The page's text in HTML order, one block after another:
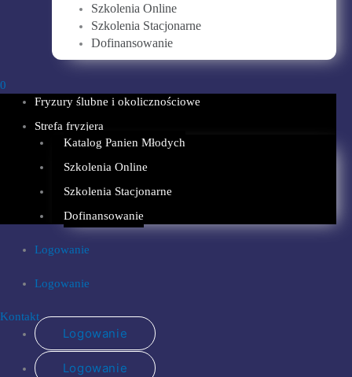
Szkolenia Online
Szkolenia Stacjonarne
Dofinansowanie
0
Fryzury ślubne i okolicznościowe
Strefa fryzjera
Katalog Panien Młodych
Szkolenia Online
Szkolenia Stacjonarne
Dofinansowanie
Logowanie
Logowanie
Kontakt
Logowanie
Logowanie